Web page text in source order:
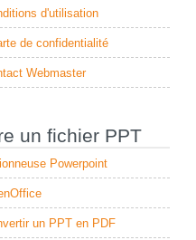
d'utilisation
de confidentialité
Webmaster
un fichier PPT
Powerpoint
un PPT en PDF